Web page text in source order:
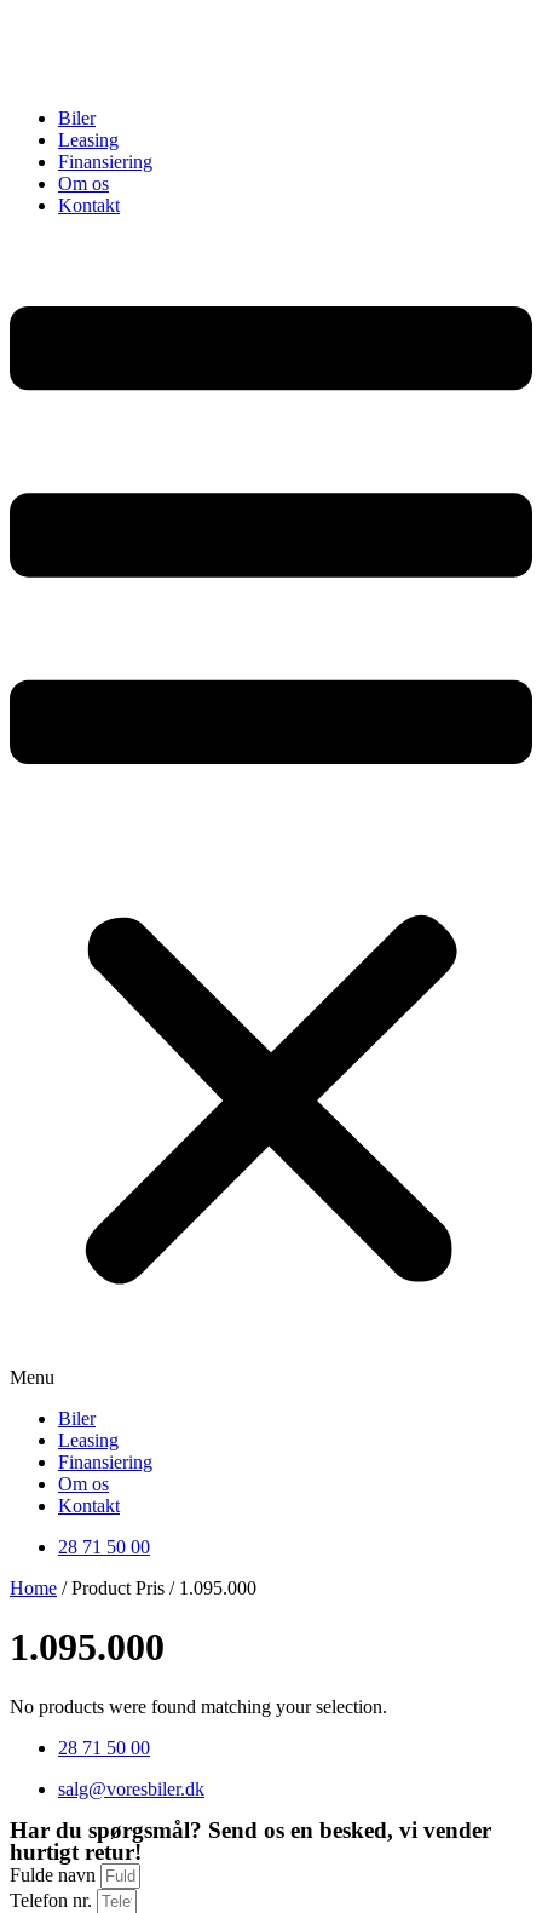
Biler
Leasing
Finansiering
Om os
Kontakt
Menu
Biler
Leasing
Finansiering
Om os
Kontakt
28 71 50 00
Home / Product Pris / 1.095.000
1.095.000
No products were found matching your selection.
28 71 50 00
salg@voresbiler.dk
Har du spørgsmål? Send os en besked, vi vender
hurtigt retur!
Fulde navn
Telefon nr.